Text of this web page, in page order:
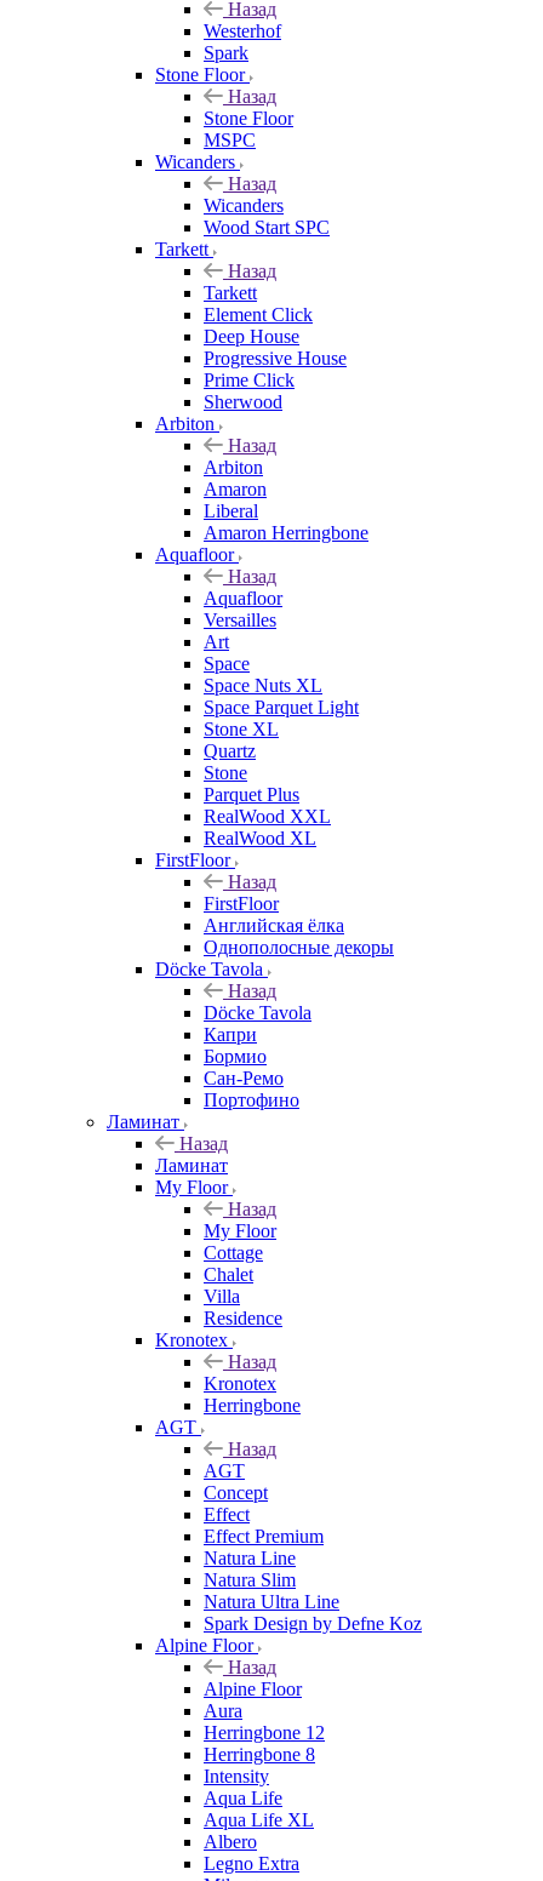
Назад
Westerhof
Spark
Stone Floor
Назад
Stone Floor
MSPC
Wicanders
Назад
Wicanders
Wood Start SPC
Tarkett
Назад
Tarkett
Element Click
Deep House
Progressive House
Prime Click
Sherwood
Arbiton
Назад
Arbiton
Amaron
Liberal
Amaron Herringbone
Aquafloor
Назад
Aquafloor
Versailles
Art
Space
Space Nuts XL
Space Parquet Light
Stone XL
Quartz
Stone
Parquet Plus
RealWood XXL
RealWood XL
FirstFloor
Назад
FirstFloor
Английская ёлка
Однополосные декоры
Döcke Tavola
Назад
Döcke Tavola
Капри
Бормио
Сан-Ремо
Портофино
Ламинат
Назад
Ламинат
My Floor
Назад
My Floor
Cottage
Chalet
Villa
Residence
Kronotex
Назад
Kronotex
Herringbone
AGT
Назад
AGT
Concept
Effect
Effect Premium
Natura Line
Natura Slim
Natura Ultra Line
Spark Design by Defne Koz
Alpine Floor
Назад
Alpine Floor
Aura
Herringbone 12
Herringbone 8
Intensity
Aqua Life
Aqua Life XL
Albero
Legno Extra